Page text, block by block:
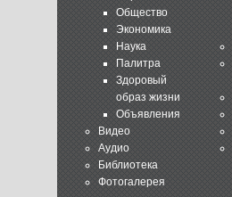
Общество
Экономика
Наука
Палитра
Здоровый
образ жизни
Объявления
Видео
Аудио
Библиотека
Фотогалерея